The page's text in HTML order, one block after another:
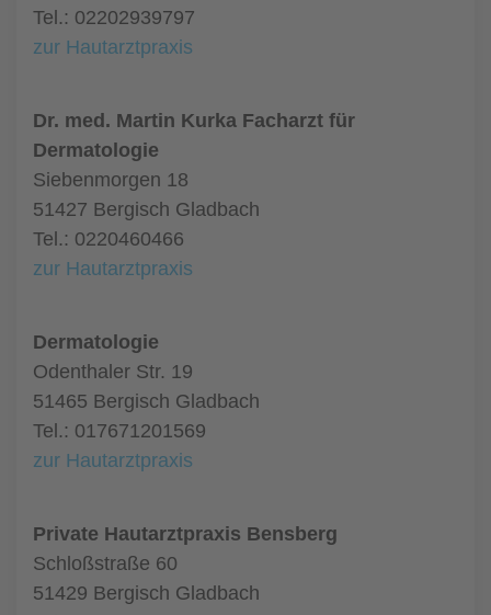
Tel.: 02202939797
zur Hautarztpraxis
Dr. med. Martin Kurka Facharzt für
Dermatologie
Siebenmorgen 18
51427 Bergisch Gladbach
Tel.: 0220460466
zur Hautarztpraxis
Dermatologie
Odenthaler Str. 19
51465 Bergisch Gladbach
Tel.: 017671201569
zur Hautarztpraxis
Private Hautarztpraxis Bensberg
Schloßstraße 60
51429 Bergisch Gladbach